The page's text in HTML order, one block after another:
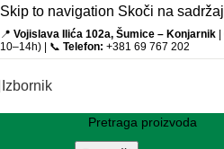
Skip to navigation Skoči na sadržaj
📍 Vojislava Ilića 102a, Šumice – Konjarnik
10–14h) | 📞 Telefon: +381 69 767 202
Izbornik